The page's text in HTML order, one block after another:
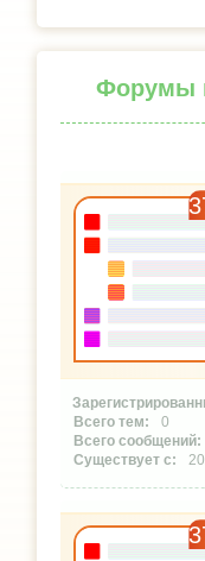
Форумы
0